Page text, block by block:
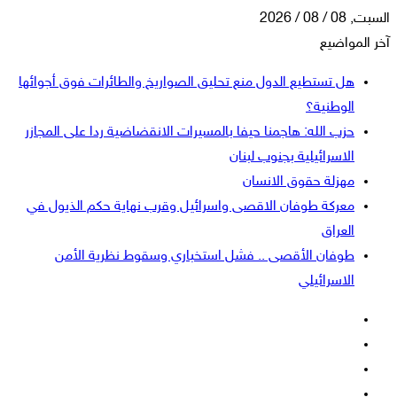
السبت, 08 / 08 / 2026
آخر المواضيع
هل تستطيع الدول منع تحليق الصواريخ والطائرات فوق أجوائها
الوطنية؟
حزب الله: هاجمنا حيفا بالمسيرات الانقضاضية ردا على المجازر
الاسرائيلية بجنوب لبنان
مهزلة حقوق الانسان
معركة طوفان الاقصى واسرائيل وقرب نهاية حكم الذيول في
العراق
طوفان الأقصى .. فشل استخباري وسقوط نظرية الأمن
الاسرائيلي